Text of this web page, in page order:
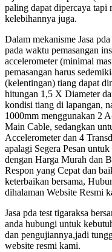
paling dapat dipercaya tapi
kelebihannya juga.
Dalam mekanisme Jasa
pada waktu pemasangan
accelerometer (minimal
pemasangan harus
(kelentingan) tiang dapat
hitungan 1,5 X Diameter
kondisi tiang di lapangan,
1000mm menggunakan 2
Main Cable, sedangkan
Accelerometer dan 4
apalagi Segera Pesan
dengan Harga Murah dan
Respon yang Cepat dan
keterbaikan bersama,
dihalaman Website Resmi
Jasa pda test tigaraksa
anda hubungi untuk
dan pengujiannya,jadi
website resmi kami.